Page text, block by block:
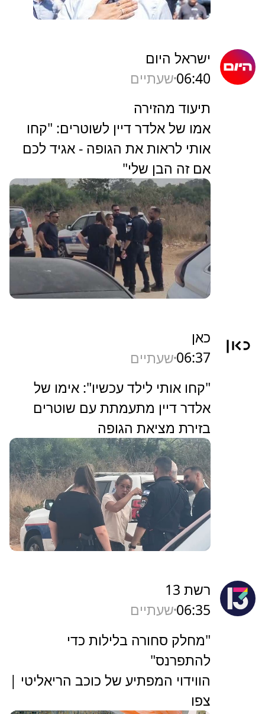
ישראל היום
06:40שעתיים
תיעוד מהזירה
אמו של אלדר דיין לשוטרים: "קחו
אותי לראות את הגופה - אגיד לכם
אם זה הבן שלי"
כאן
06:37שעתיים
"קחו אותי לילד עכשיו": אימו של
אלדר דיין מתעמתת עם שוטרים
בזירת מציאת הגופה
רשת 13
06:35שעתיים
"מחלק סחורה בלילות כדי
להתפרנס"
הווידוי המפתיע של כוכב הריאליטי |
צפו